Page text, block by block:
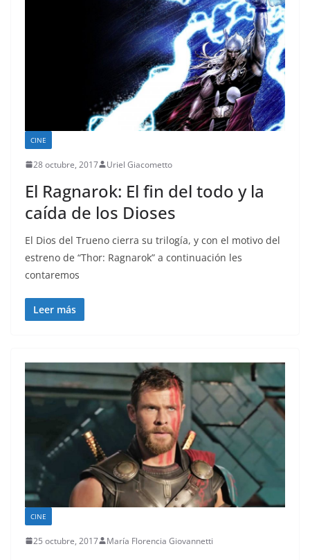
CINE
28 octubre, 2017 Uriel Giacometto
El Ragnarok: El fin del todo y la
caída de los Dioses
El Dios del Trueno cierra su trilogía, y con el motivo del
estreno de “Thor: Ragnarok” a continuación les
contaremos
Leer más
CINE
25 octubre, 2017 María Florencia Giovannetti